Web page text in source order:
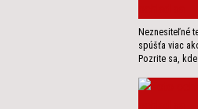
Neznesiteľné
spúšťa viac
Pozrite sa,